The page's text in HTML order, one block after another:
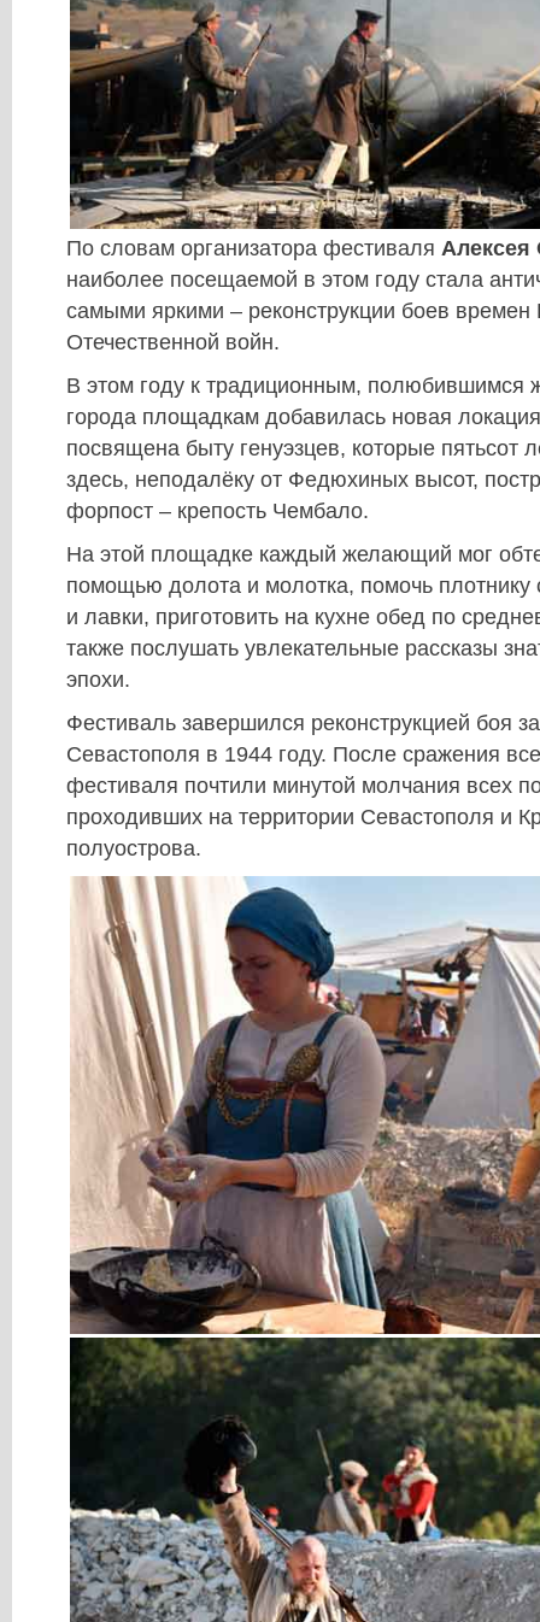
По словам организатора фестиваля Алексея
наиболее посещаемой в этом году стала
самыми яркими – реконструкции боев
Отечественной войн.
В этом году к традиционным, полюбившимся
города площадкам добавилась новая
посвящена быту генуэзцев, которые пятьсот
здесь, неподалёку от Федюхиных высот,
форпост – крепость Чембало.
На этой площадке каждый желающий мог
помощью долота и молотка, помочь плотнику
и лавки, приготовить на кухне обед по
также послушать увлекательные рассказы
эпохи.
Фестиваль завершился реконструкцией боя
Севастополя в 1944 году. После сражения все
фестиваля почтили минутой молчания всех
проходивших на территории Севастополя и
полуострова.